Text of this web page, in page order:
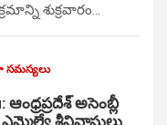
శుక్రవారం…
సమస్యలు
అసెంబ్లీ
శ్రీనివాసులు